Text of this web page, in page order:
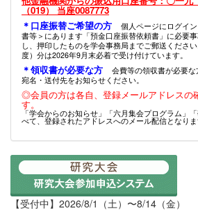
（019） 当座0087773
＊口座振替ご希望の方
個人ページにログイ
書等＞にあります「預金口座振替依頼書」に必要
し、押印したものを学会事務局までご郵送くださ
度）分は2026年9月末必着で受け付けています。
＊領収書が必要な方
会費等の領収書が必要
宛名・送付先をお知らせください。
◎会員の方は各自、登録メールアドレスの
す。
「学会からのお知らせ」「六月集会プログラム」
べて、登録されたアドレスへのメール配信となり
【受付中】2026/8/1（土）〜8/14（金）